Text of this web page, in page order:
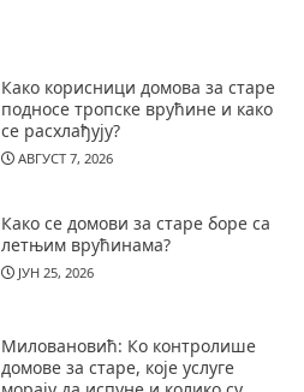
Како корисници домова за старе
подносе тропске врућине и како
се расхлађују?
АВГУСТ 7, 2026
Како се домови за старе боре са
летњим врућинама?
ЈУН 25, 2026
Миловановић: Ко контролише
домове за старе, које услуге